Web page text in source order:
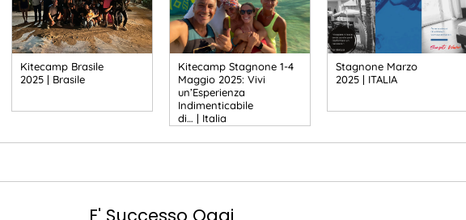
Kitecamp Brasile
2025 | Brasile
Kitecamp Stagnone 1-4
Maggio 2025: Vivi
un’Esperienza
Indimenticabile
di… | Italia
Stagnone Marzo
2025 | ITALIA